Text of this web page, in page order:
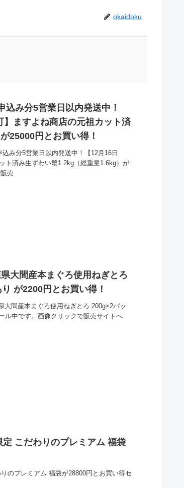
okaidoku
込み分5営業日以内発送中！
】ますよね商店の元祖カット済
25000円とお買い得！
み分5営業日以内発送中！【12月16日
ト済み生ずわい蟹1.2kg（総重量1.6kg）が
売
大間産本まぐろ使用ねぎとろ
が2200円とお買い得！
間産本まぐろ使用ねぎとろ 200g×2パッ
ル中です。画像クリックで販売サイトへ
こだわりのプレミアム 福袋
のプレミアム 福袋が28800円とお買い得セ